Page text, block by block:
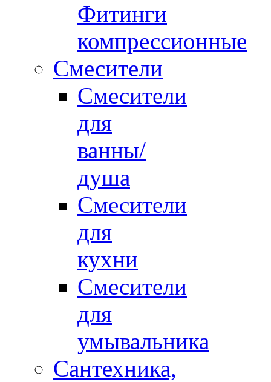
Фитинги
компрессионные
Смесители
Смесители
для
ванны/
душа
Смесители
для
кухни
Смесители
для
умывальника
Сантехника,